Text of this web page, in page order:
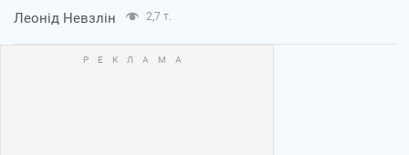
Леонід Невзлін 2,7 т.